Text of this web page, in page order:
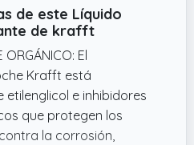
de este Líquido
de krafft
El
Krafft está
e inhibidores
que protegen los
la corrosión,